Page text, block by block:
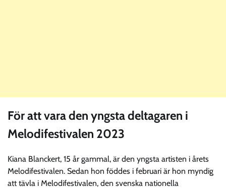
För att vara den yngsta deltagaren i
Melodifestivalen 2023
Kiana Blanckert, 15 år gammal, är den yngsta artisten i årets
Melodifestivalen. Sedan hon föddes i februari är hon myndig
att tävla i Melodifestivalen, den svenska nationella